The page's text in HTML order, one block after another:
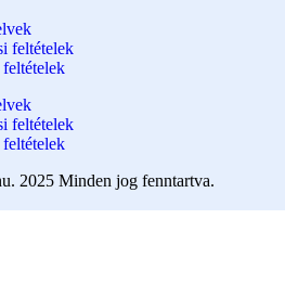
feltételek
feltételek
feltételek
feltételek
2025 Minden jog fenntartva.